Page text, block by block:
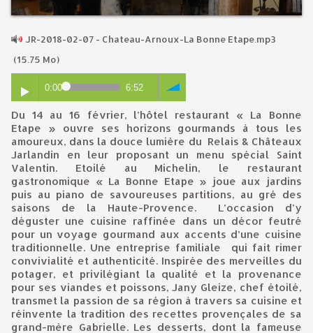
JR-2018-02-07 - Chateau-Arnoux-La Bonne Etape.mp3
(15.75 Mo)
0:00 6:52
Du 14 au 16 février, l’hôtel restaurant « La Bonne
Etape » ouvre ses horizons gourmands à tous les
amoureux, dans la douce lumière du Relais & Châteaux
Jarlandin en leur proposant un menu spécial Saint
Valentin. Etoilé au Michelin, le restaurant
gastronomique « La Bonne Etape » joue aux jardins
puis au piano de savoureuses partitions, au gré des
saisons de la Haute-Provence. L’occasion d’y
déguster une cuisine raffinée dans un décor feutré
pour un voyage gourmand aux accents d’une cuisine
traditionnelle. Une entreprise familiale qui fait rimer
convivialité et authenticité. Inspirée des merveilles du
potager, et privilégiant la qualité et la provenance
pour ses viandes et poissons, Jany Gleize, chef étoilé,
transmet la passion de sa région à travers sa cuisine et
réinvente la tradition des recettes provençales de sa
grand-mère Gabrielle. Les desserts, dont la fameuse